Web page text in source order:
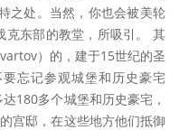
之处。当然，你也会被美轮
克东部的教堂，所吸引。 其
）的，建于15世纪的圣
忘记参观城堡和历史豪宅
180多个城堡和历史豪宅，
宫邸，在这些地方他们抵御